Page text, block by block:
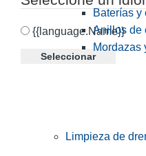
{{language.Name}}
Seleccionar
Baterías y
Anillos de
Mordazas
Limpieza de